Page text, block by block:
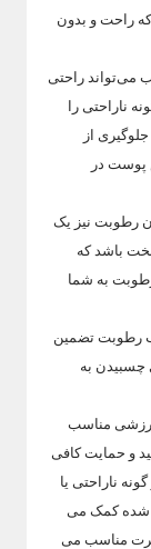
راحت و بدون
می‌تواند راحتی
ناراحتی را
از
پوست در
رطوبت نیز یک
باشد که
به شما
رطوبت تضمین
چسبیدن به
ورزشی مناسب
و حمایت کافی
ناراحتی یا
شده کمک می
شرت مناسب می